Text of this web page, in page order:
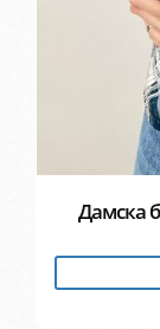
Дамска